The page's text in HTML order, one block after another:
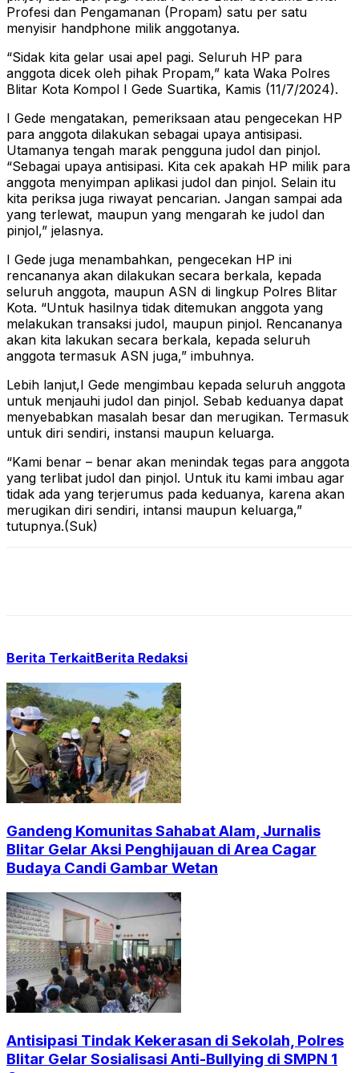
Profesi dan Pengamanan (Propam) satu per satu
menyisir handphone milik anggotanya.
“Sidak kita gelar usai apel pagi. Seluruh HP para
anggota dicek oleh pihak Propam,” kata Waka Polres
Blitar Kota Kompol I Gede Suartika, Kamis (11/7/2024).
I Gede mengatakan, pemeriksaan atau pengecekan HP
para anggota dilakukan sebagai upaya antisipasi.
Utamanya tengah marak pengguna judol dan pinjol.
“Sebagai upaya antisipasi. Kita cek apakah HP milik para
anggota menyimpan aplikasi judol dan pinjol. Selain itu
kita periksa juga riwayat pencarian. Jangan sampai ada
yang terlewat, maupun yang mengarah ke judol dan
pinjol,” jelasnya.
I Gede juga menambahkan, pengecekan HP ini
rencananya akan dilakukan secara berkala, kepada
seluruh anggota, maupun ASN di lingkup Polres Blitar
Kota. “Untuk hasilnya tidak ditemukan anggota yang
melakukan transaksi judol, maupun pinjol. Rencananya
akan kita lakukan secara berkala, kepada seluruh
anggota termasuk ASN juga,” imbuhnya.
Lebih lanjut,I Gede mengimbau kepada seluruh anggota
untuk menjauhi judol dan pinjol. Sebab keduanya dapat
menyebabkan masalah besar dan merugikan. Termasuk
untuk diri sendiri, instansi maupun keluarga.
“Kami benar – benar akan menindak tegas para anggota
yang terlibat judol dan pinjol. Untuk itu kami imbau agar
tidak ada yang terjerumus pada keduanya, karena akan
merugikan diri sendiri, intansi maupun keluarga,”
tutupnya.(Suk)
Berita TerkaitBerita Redaksi
Gandeng Komunitas Sahabat Alam, Jurnalis
Blitar Gelar Aksi Penghijauan di Area Cagar
Budaya Candi Gambar Wetan
Antisipasi Tindak Kekerasan di Sekolah, Polres
Blitar Gelar Sosialisasi Anti-Bullying di SMPN 1